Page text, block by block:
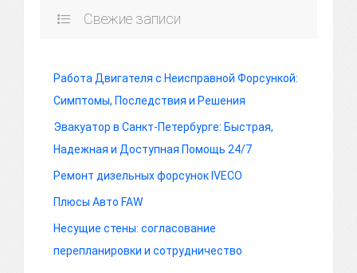
Свежие записи
Работа Двигателя с Неисправной Форсункой:
Симптомы, Последствия и Решения
Эвакуатор в Санкт-Петербурге: Быстрая,
Надежная и Доступная Помощь 24/7
Ремонт дизельных форсунок IVECO
Плюсы Авто FAW
Несущие стены: согласование
перепланировки и сотрудничество